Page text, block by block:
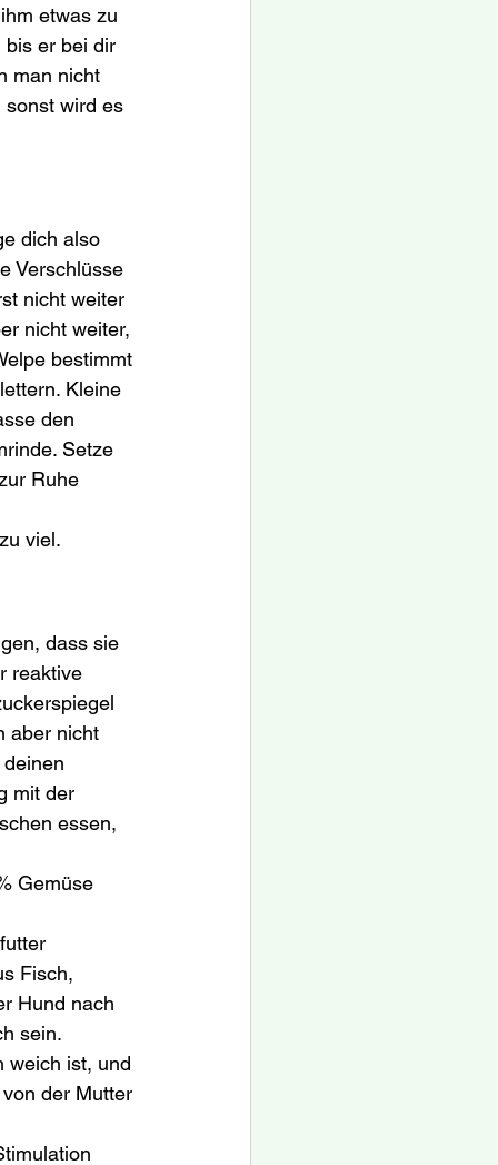
etwas zu
bis er bei dir
man nicht
sonst wird es
dich also
Verschlüsse
nicht weiter
nicht weiter,
bestimmt
Kleine
den
Setze
Ruhe
viel.
dass sie
reaktive
aber nicht
mit der
essen,
Gemüse
Fisch,
Hund nach
sein.
weich ist, und
der Mutter